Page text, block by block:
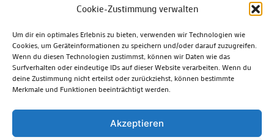
Cookie-Zustimmung verwalten
Um dir ein optimales Erlebnis zu bieten, verwenden wir Technologien wie
Cookies, um Geräteinformationen zu speichern und/oder darauf zuzugreifen.
Wenn du diesen Technologien zustimmst, können wir Daten wie das
Surfverhalten oder eindeutige IDs auf dieser Website verarbeiten. Wenn du
deine Zustimmung nicht erteilst oder zurückziehst, können bestimmte
Merkmale und Funktionen beeinträchtigt werden.
Akzeptieren
FAHRRAD
FLOHMARKT FOLK GEWINNSPIEL
HITZE
HITZEFALLE AUTO
IRISH DANCE JAZZ
KABARETT
KINDER
KIRMES KLASSIK
KLEINE SUHLER REIHE
KRIMI
KULTUR LESUNG LOTTO
MEININGEN
PARASITEN
PILZE SCHLEUSINGEN
SCHULWEG
SOMMERFERIEN
SPORT SRH
STADTFEST
STADTMARKETING
STRASSENSPERRUNG
SUHL
SUHLER FRÜHLING
SUHLER STADTMARKETING
THÜRINGER WALD
ZELLA-MEHLIS